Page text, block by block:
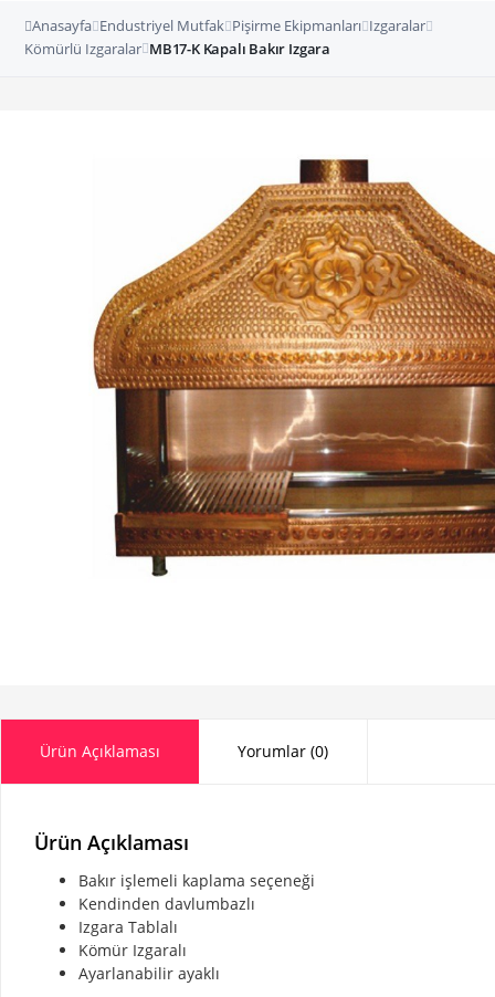
Anasayfa Endustriyel Mutfak Pişirme Ekipmanları Izgaralar
Kömürlü Izgaralar MB17-K Kapalı Bakır Izgara
Ürün Açıklaması Yorumlar (0)
Ürün Açıklaması
Bakır işlemeli kaplama seçeneği
Kendinden davlumbazlı
Izgara Tablalı
Kömür Izgaralı
Ayarlanabilir ayaklı